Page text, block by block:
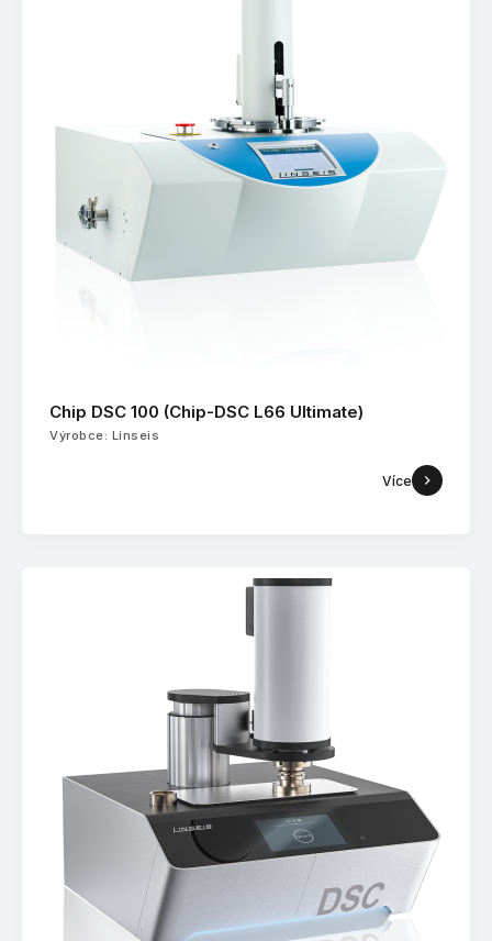
Chip DSC 100 (Chip-DSC L66 Ultimate)
Výrobce: Linseis
Více